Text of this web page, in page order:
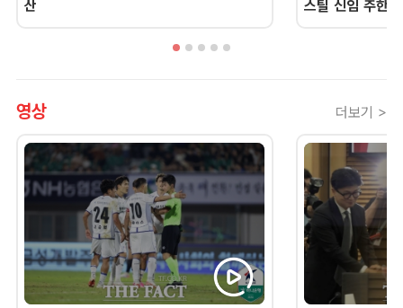
산
스틸 신임 주한
영상 더보기 >